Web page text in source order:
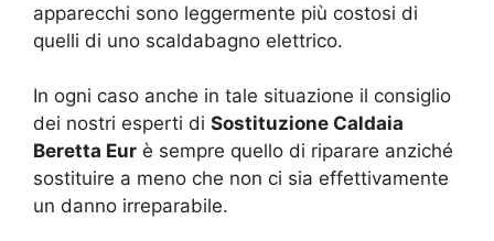
apparecchi sono leggermente più costosi di
quelli di uno scaldabagno elettrico.
In ogni caso anche in tale situazione il consiglio
dei nostri esperti di Sostituzione Caldaia
Beretta Eur è sempre quello di riparare anziché
sostituire a meno che non ci sia effettivamente
un danno irreparabile.